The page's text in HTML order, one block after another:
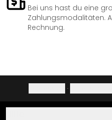
Bei uns hast du eine
Zahlungsmodalitäten.
Rechnung.
·